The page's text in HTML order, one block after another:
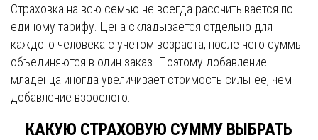
Страховка на всю семью не всегда рассчитывается по
единому тарифу. Цена складывается отдельно для
каждого человека с учётом возраста, после чего суммы
объединяются в один заказ. Поэтому добавление
младенца иногда увеличивает стоимость сильнее, чем
добавление взрослого.
КАКУЮ СТРАХОВУЮ СУММУ ВЫБРАТЬ